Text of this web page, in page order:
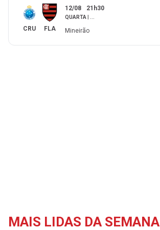
CRU FLA
12/08 21h30
QUARTA
Mineirão
MAIS LIDAS DA SEMANA